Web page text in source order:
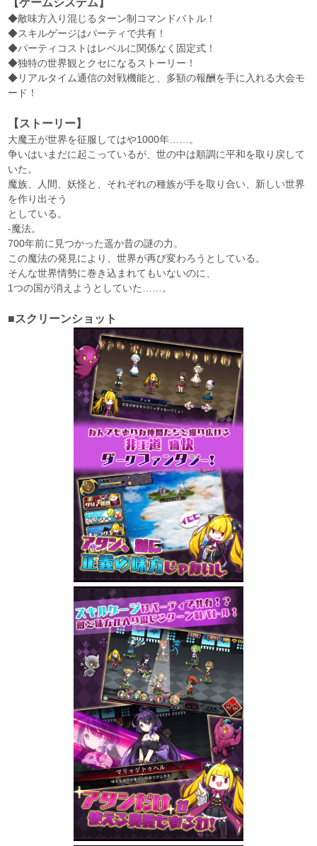
【ゲームシステム】
◆敵味方入り混じるターン制コマンドバトル！
◆スキルゲージはパーティで共有！
◆パーティコストはレベルに関係なく固定式！
◆独特の世界観とクセになるストーリー！
◆リアルタイム通信の対戦機能と、多額の報酬を手に入れる大会モ
ード！
【ストーリー】
大魔王が世界を征服してはや1000年……。
争いはいまだに起こっているが、世の中は順調に平和を取り戻して
いた。
魔族、人間、妖怪と、それぞれの種族が手を取り合い、新しい世界
を作り出そう
としている。
-魔法。
700年前に見つかった遥か昔の謎の力。
この魔法の発見により、世界が再び変わろうとしている。
そんな世界情勢に巻き込まれてもいないのに、
1つの国が消えようとしていた……。
■スクリーンショット